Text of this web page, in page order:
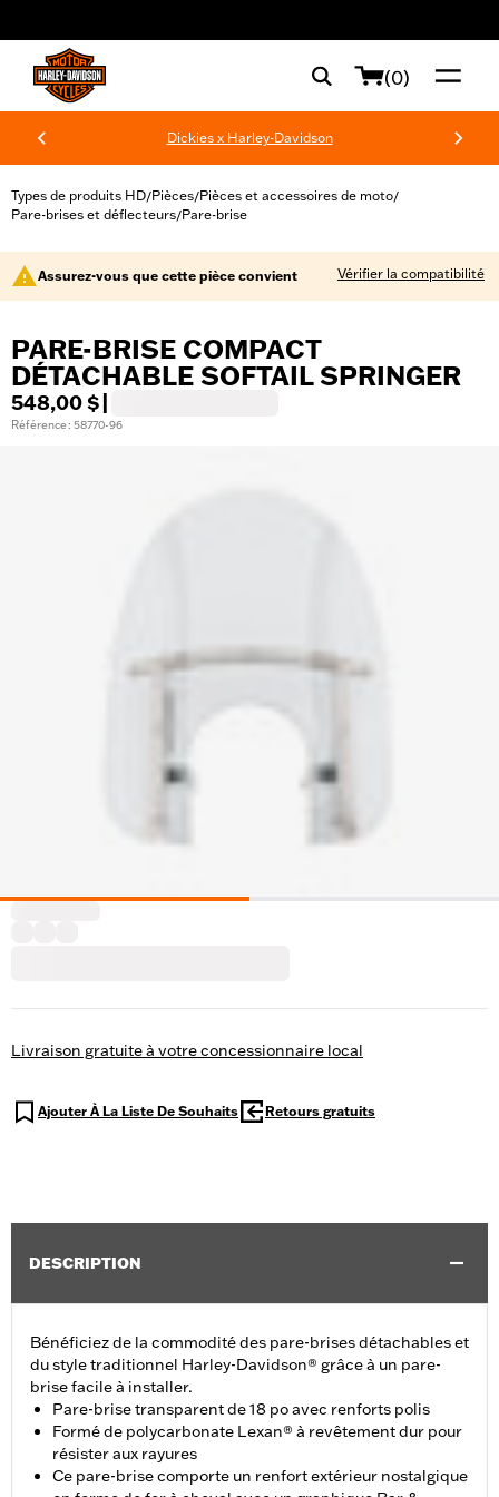
(0)
Dickies x Harley-Davidson
Types de produits HD/Pièces/Pièces et accessoires de moto/
Pare-brises et déflecteurs/Pare-brise
Assurez-vous que cette pièce convient Vérifier la compatibilité
PARE-BRISE COMPACT
DÉTACHABLE SOFTAIL SPRINGER
548,00 $
Référence : 58770-96
Livraison gratuite à votre concessionnaire local
Ajouter À La Liste De Souhaits Retours gratuits
DESCRIPTION
Bénéficiez de la commodité des pare-brises détachables et
du style traditionnel Harley-Davidson® grâce à un pare-
brise facile à installer.
Pare-brise transparent de 18 po avec renforts polis
Formé de polycarbonate Lexan® à revêtement dur pour
résister aux rayures
Ce pare-brise comporte un renfort extérieur nostalgique